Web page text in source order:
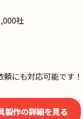
社
にも対応可能です！
製作の詳細を見る